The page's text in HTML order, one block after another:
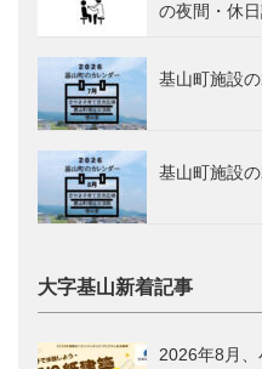
の夜間・休
基山町施設
基山町施設
大字基山新着記事
2026年8月